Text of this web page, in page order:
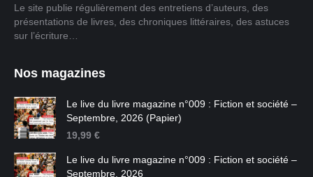
Le site publie régulièrement des entretiens d’auteurs, des
présentations de livres, des chroniques littéraires, des astuces
sur l’écriture…
Nos magazines
Le live du livre magazine n°009 : Fiction et société –
Septembre, 2026 (Papier)
19,99 €
Le live du livre magazine n°009 : Fiction et société –
Septembre, 2026